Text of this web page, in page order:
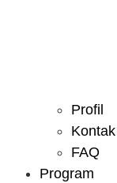
Profil
Kontak
FAQ
Program